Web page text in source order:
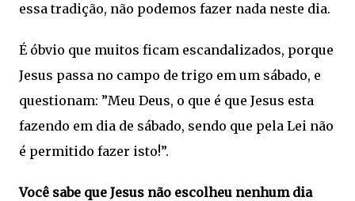
essa tradição, não podemos fazer nada neste dia.
É óbvio que muitos ficam escandalizados, porque
Jesus passa no campo de trigo em um sábado, e
questionam: ”Meu Deus, o que é que Jesus esta
fazendo em dia de sábado, sendo que pela Lei não
é permitido fazer isto!”.
Você sabe que Jesus não escolheu nenhum dia